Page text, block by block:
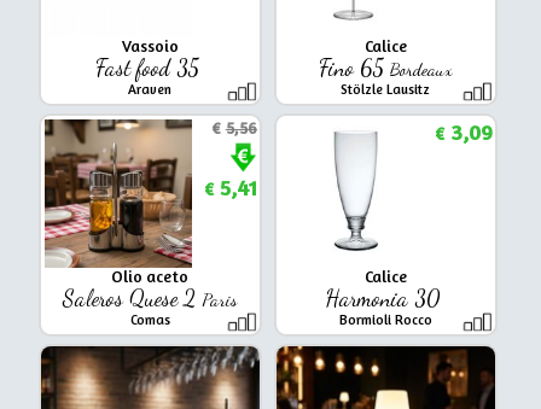
Vassoio
Fast food 35
Araven
Calice
Fino 65Bordeaux
Stölzle Lausitz
Olio aceto
Saleros Quese 2 Paris
Comas
€5,56
€5,41
Calice
Harmonia 30
Bormioli Rocco
€3,09